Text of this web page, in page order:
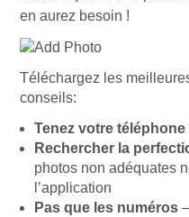
en aurez besoin !
Téléchargez les
conseils:
Tenez votre
Rechercher la
photos non adéquates
l’application
Pas que les numéros